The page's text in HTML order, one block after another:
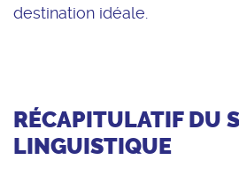
destination idéale.
Tu seras hébergé dans la
RÉCAPITULATIF DU
LINGUISTIQUE